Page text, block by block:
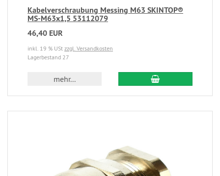
Kabelverschraubung Messing M63 SKINTOP®
MS-M63x1,5 53112079
46,40 EUR
inkl. 19 % USt zzgl. Versandkosten
Lagerbestand 27
mehr...